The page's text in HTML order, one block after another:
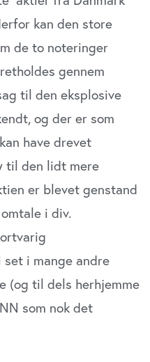
kan den store
de to noteringer
gennem
til den eksplosive
og der er som
have drevet
til den lidt mere
er blevet genstand
i div.
set i mange andre
(og til dels herhjemme
som nok det